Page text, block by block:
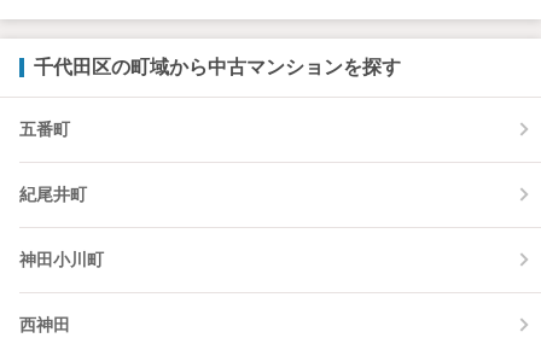
千代田区の町域から中古マンションを探す
五番町
紀尾井町
神田小川町
西神田